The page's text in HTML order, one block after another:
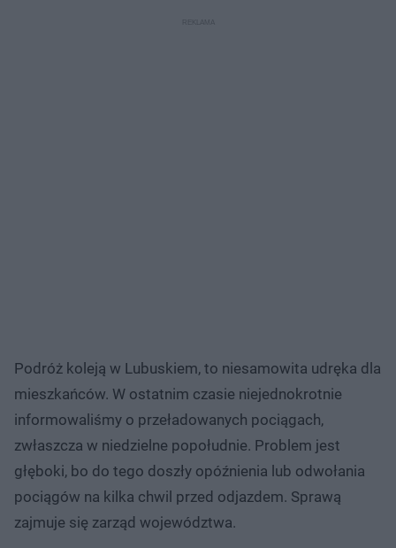
Podróż koleją w Lubuskiem, to niesamowita udręka dla
mieszkańców. W ostatnim czasie niejednokrotnie
informowaliśmy o przeładowanych pociągach,
zwłaszcza w niedzielne popołudnie. Problem jest
głęboki, bo do tego doszły opóźnienia lub odwołania
pociągów na kilka chwil przed odjazdem. Sprawą
zajmuje się zarząd województwa.